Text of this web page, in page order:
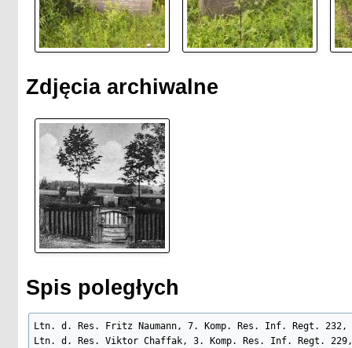
Zdjęcia archiwalne
Spis poległych
Ltn. d. Res. Fritz Naumann, 7. Komp. Res. Inf. Regt. 232,
Ltn. d. Res. Viktor Chaffak, 3. Komp. Res. Inf. Regt.